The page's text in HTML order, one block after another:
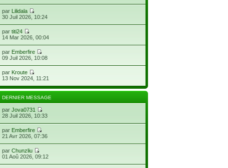
par Lilidala
30 Juil 2026, 10:24
partiti24
14 Mar 2026, 00:04
par Emberfire
09 Juil 2026, 10:08
par Kroute
13 Nov 2024, 11:21
DERNIER MESSAGE
parJova0731
28 Juil 2026, 10:33
par Emberfire
21 Avr 2026, 07:36
parChunzliu
01 Aoû 2026, 09:12